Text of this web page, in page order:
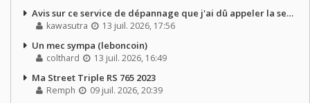
Avis sur ce service de dépannage que j'ai dû appeler la semaine dernière
kawasutra 13 juil. 2026, 17:56
Un mec sympa (leboncoin)
colthard 13 juil. 2026, 16:49
Ma Street Triple RS 765 2023
Remph 09 juil. 2026, 20:39